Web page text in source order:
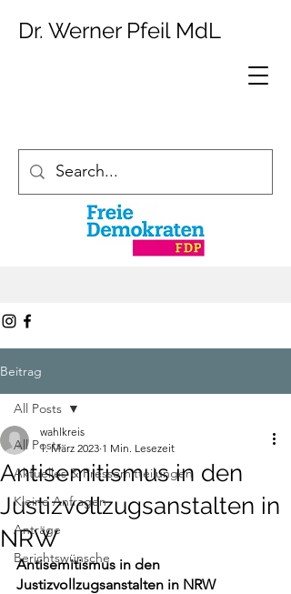
Dr. Werner Pfeil MdL
Beitrag
All Posts
Aktuelles & Pressemitteilungen
Kleine Anfragen
Anträge
Berichtswünsche
All Posts
Antisemitismus in den
Justizvollzugsanstalten in
NRW
wahlkreis
1. März 2023 1 Min. Lesezeit
Antisemitismus in den
Justizvollzugsanstalten in NRW